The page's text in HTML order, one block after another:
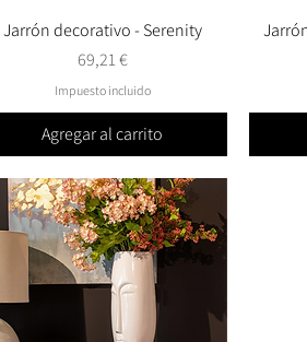
Vista rápida
Jarrón decorativo - Serenity
Precio
69,21 €
Impuesto incluido
Agregar al carrito